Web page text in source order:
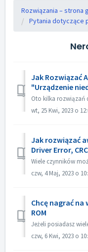
Rozwiązania – strona
Pytania dotyczące
Jak Rozwiązać
"Urządzenie
wt, 25 Kwi, 2023 o
Jak rozwiązać
Driver Error,
czw, 4 Maj, 2023 o
Chcę nagrać na
ROM
czw, 6 Kwi, 2023 o